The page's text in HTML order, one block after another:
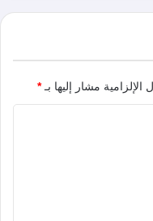
الإلزامية مشار إليها بـ*